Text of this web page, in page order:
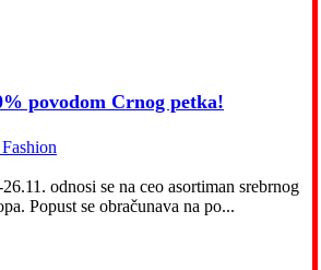
povodom Crnog petka!
odnosi se na ceo asortiman srebrnog
Popust se obračunava na po...